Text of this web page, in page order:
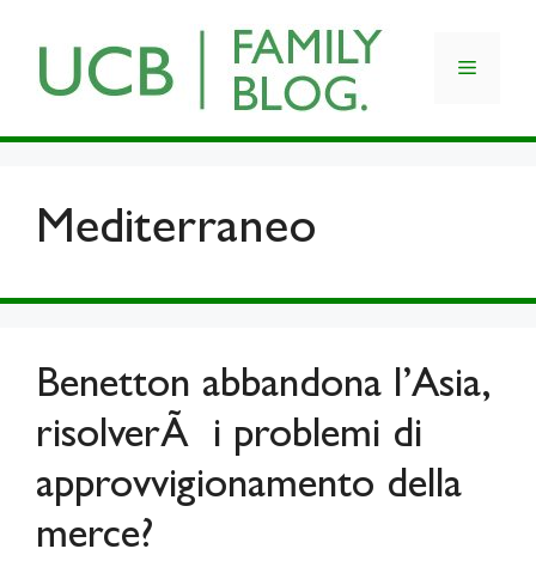
content
Menu
Mediterraneo
Benetton abbandona l’Asia,
risolverÃ i problemi di
approvvigionamento della
merce?